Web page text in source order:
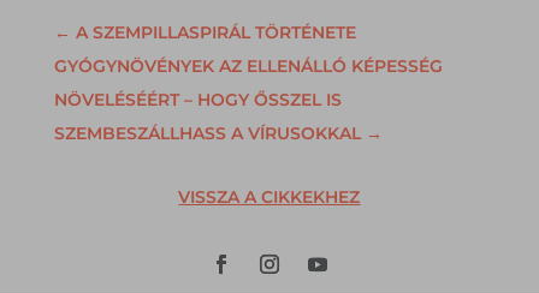
← A SZEMPILLASPIRÁL TÖRTÉNETE
GYÓGYNÖVÉNYEK AZ ELLENÁLLÓ KÉPESSÉG
NÖVELÉSÉÉRT – HOGY ŐSSZEL IS
SZEMBESZÁLLHASS A VÍRUSOKKAL→
VISSZA A CIKKEKHEZ